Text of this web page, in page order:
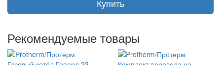
специального комплекта перевода, замены форсунки и газового
Артикул 0020095608
Купить
Рекомендуемые товары